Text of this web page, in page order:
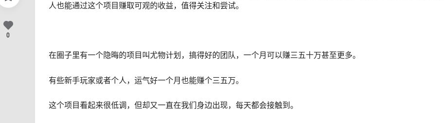
人也能通过这个项目赚取可观的收益，值得关注和尝试。
在圈子里有一个隐晦的项目叫尤物计划，搞得好的团队，一个月可以赚三五十万甚至更多。
有些新手玩家或者个人，运气好一个月也能赚个三五万。
这个项目看起来很低调，但却又一直在我们身边出现，每天都会接触到。
0